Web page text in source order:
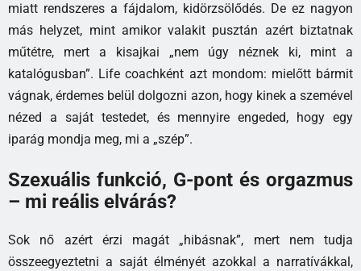
miatt rendszeres a fájdalom, kidörzsölődés. De ez nagyon
más helyzet, mint amikor valakit pusztán azért biztatnak
műtétre, mert a kisajkai „nem úgy néznek ki, mint a
katalógusban”. Life coachként azt mondom: mielőtt bármit
vágnak, érdemes belül dolgozni azon, hogy kinek a szemével
nézed a saját testedet, és mennyire engeded, hogy egy
iparág mondja meg, mi a „szép”.
Szexuális funkció, G-pont és orgazmus
– mi reális elvárás?
Sok nő azért érzi magát „hibásnak”, mert nem tudja
összeegyeztetni a saját élményét azokkal a narratívákkal,